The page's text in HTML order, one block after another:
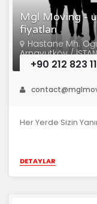
Mgl Moving -
fiyatları
Hastane Mh.
Arnavutköy /
+90 212 823
Her Yerde Sizin
DETAYLAR